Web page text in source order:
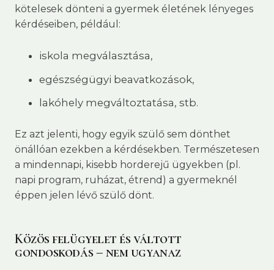
kötelesek dönteni a gyermek életének lényeges
kérdéseiben, például:
iskola megválasztása,
egészségügyi beavatkozások,
lakóhely megváltoztatása, stb.
Ez azt jelenti, hogy egyik szülő sem dönthet
önállóan ezekben a kérdésekben. Természetesen
a mindennapi, kisebb horderejű ügyekben (pl.
napi program, ruházat, étrend) a gyermeknél
éppen jelen lévő szülő dönt.
Közös felügyelet és váltott
gondoskodás – nem ugyanaz